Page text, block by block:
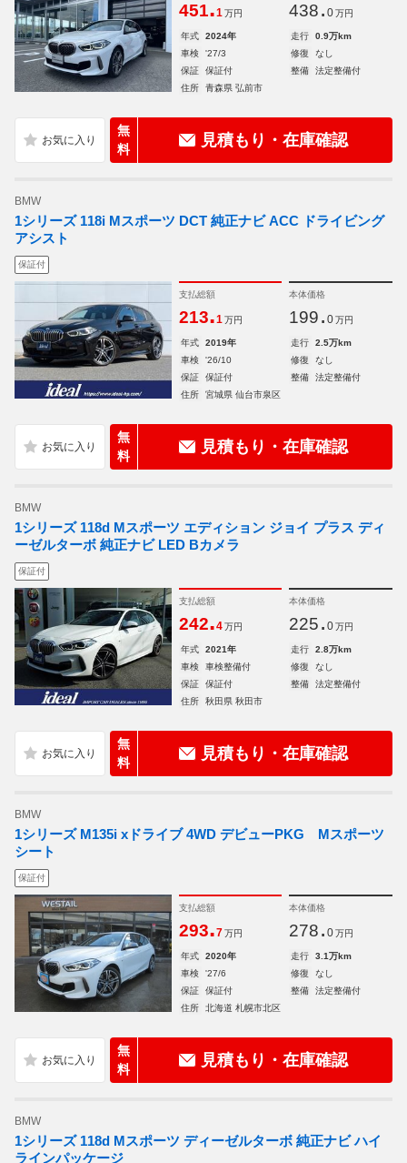
451.1 万円 438. 0 万円
年式 2024年 走行
0.9万km
車検
'27/3 修復
なし
保証
保証付 整備
法定整備付
住所
青森県 弘前市
無
料
見積もり・在庫確認
BMW
1シリーズ 118i Mスポーツ DCT 純正ナビ ACC ドライビング
アシスト
保証付
支払総額
213.1 万円
本体価格
199. 0 万円
年式 2019年 走行
2.5万km
車検
'26/10 修復
なし
保証
保証付 整備
法定整備付
住所
宮城県 仙台市泉区
無
料
見積もり・在庫確認
BMW
1シリーズ 118d Mスポーツ エディション ジョイ プラス ディ
ーゼルターボ 純正ナビ LED Bカメラ
保証付
支払総額
242.4 万円
本体価格
225. 0 万円
年式 2021年 走行
2.8万km
車検
車検整備付 修復
なし
保証
保証付 整備
法定整備付
住所
秋田県 秋田市
無
料
見積もり・在庫確認
BMW
1シリーズ M135i xドライブ 4WD デビューPKG Mスポーツ
シート
保証付
支払総額
293.7 万円
本体価格
278. 0 万円
年式 2020年 走行
3.1万km
車検
'27/6 修復
なし
保証
保証付 整備
法定整備付
住所
北海道 札幌市北区
無
料
見積もり・在庫確認
BMW
1シリーズ 118d Mスポーツ ディーゼルターボ 純正ナビ ハイ
ラインパッケージ